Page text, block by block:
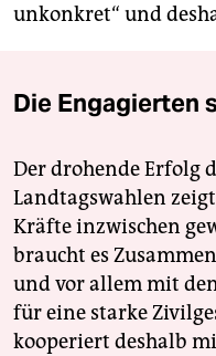
unkonkret“ und
Die Engagierten
Der drohende Erfolg
Landtagswahlen
Kräfte inzwischen
braucht es
und vor allem mit
für eine starke
kooperiert deshalb